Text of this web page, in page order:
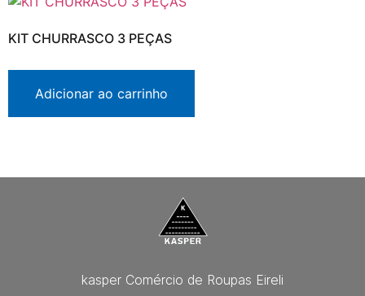
KIT CHURRASCO 3 PEÇAS
Adicionar ao carrinho
kasper Comércio de Roupas Eireli